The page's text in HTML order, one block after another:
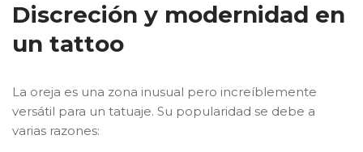
Discreción y modernidad en
un tattoo
La oreja es una zona inusual pero increíblemente
versátil para un tatuaje. Su popularidad se debe a
varias razones: